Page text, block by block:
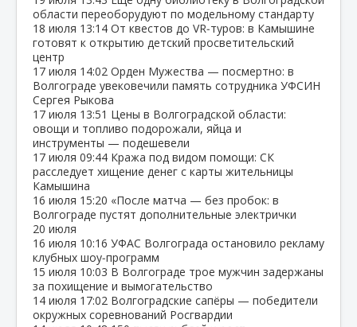
области переоборудуют по модельному стандарту
18 июля 13:14 От квестов до VR‑туров: в Камышине
готовят к открытию детский просветительский
центр
17 июля 14:02 Орден Мужества — посмертно: в
Волгограде увековечили память сотрудника УФСИН
Сергея Рыкова
17 июля 13:51 Цены в Волгоградской области:
овощи и топливо подорожали, яйца и
инструменты — подешевели
17 июля 09:44 Кража под видом помощи: СК
расследует хищение денег с карты жительницы
Камышина
16 июля 15:20 «После матча — без пробок: в
Волгограде пустят дополнительные электрички
20 июля
16 июля 10:16 УФАС Волгограда остановило рекламу
клубных шоу‑программ
15 июля 10:03 В Волгограде трое мужчин задержаны
за похищение и вымогательство
14 июля 17:02 Волгоградские сапёры — победители
окружных соревнований Росгвардии